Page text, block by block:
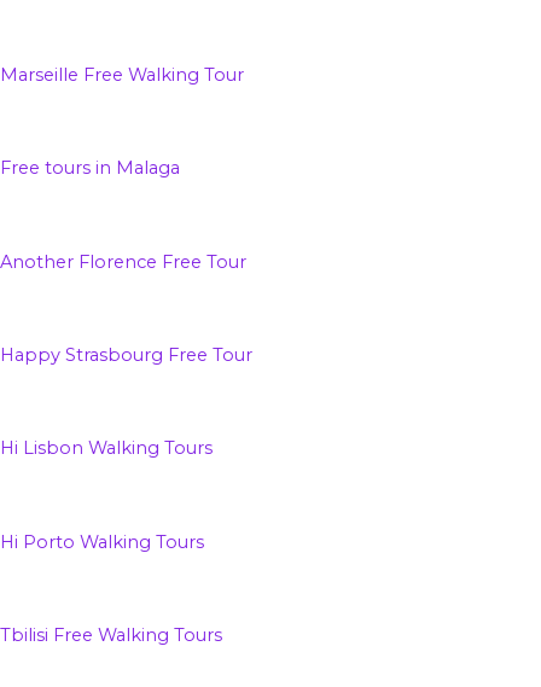
Marseille Free Walking Tour
Free tours in Malaga
Another Florence Free Tour
Happy Strasbourg Free Tour
Hi Lisbon Walking Tours
Hi Porto Walking Tours
Tbilisi Free Walking Tours